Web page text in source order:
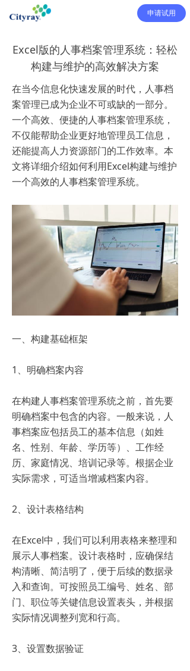
申请试用
Excel版的人事档案管理系统：轻松
构建与维护的高效解决方案
在当今信息化快速发展的时代，人事档
案管理已成为企业不可或缺的一部分。
一个高效、便捷的人事档案管理系统，
不仅能帮助企业更好地管理员工信息，
还能提高人力资源部门的工作效率。本
文将详细介绍如何利用Excel构建与维护
一个高效的人事档案管理系统。
一、构建基础框架
1、明确档案内容
在构建人事档案管理系统之前，首先要
明确档案中包含的内容。一般来说，人
事档案应包括员工的基本信息（如姓
名、性别、年龄、学历等）、工作经
历、家庭情况、培训记录等。根据企业
实际需求，可适当增减档案内容。
2、设计表格结构
在Excel中，我们可以利用表格来整理和
展示人事档案。设计表格时，应确保结
构清晰、简洁明了，便于后续的数据录
入和查询。可按照员工编号、姓名、部
门、职位等关键信息设置表头，并根据
实际情况调整列宽和行高。
3、设置数据验证